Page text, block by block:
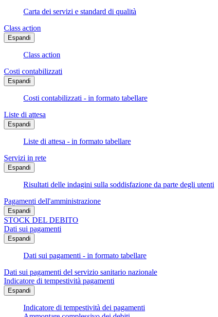
Carta dei servizi e standard di qualità
Class action
Espandi
Class action
Costi contabilizzati
Espandi
Costi contabilizzati - in formato tabellare
Liste di attesa
Espandi
Liste di attesa - in formato tabellare
Servizi in rete
Espandi
Risultati delle indagini sulla soddisfazione da parte degli utenti
Pagamenti dell'amministrazione
Espandi
STOCK DEL DEBITO
Dati sui pagamenti
Espandi
Dati sui pagamenti - in formato tabellare
Dati sui pagamenti del servizio sanitario nazionale
Indicatore di tempestività pagamenti
Espandi
Indicatore di tempestività dei pagamenti